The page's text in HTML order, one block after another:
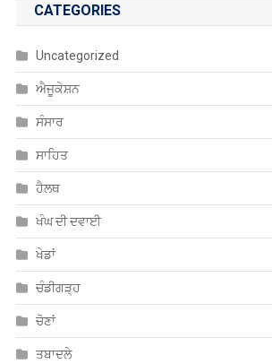
CATEGORIES
Uncategorized
ਐਜੂਕੇਸ਼ਨ
ਸੰਸਾਰ
ਸਾਹਿਤ
ਹੈਲਥ
ਖੰਘ ਦੀ ਦਵਾਈ
ਖੇਡਾਂ
ਚੰਡੀਗੜ੍ਹ
ਚੋਣਾਂ
ਤਬਾਦਲੇ